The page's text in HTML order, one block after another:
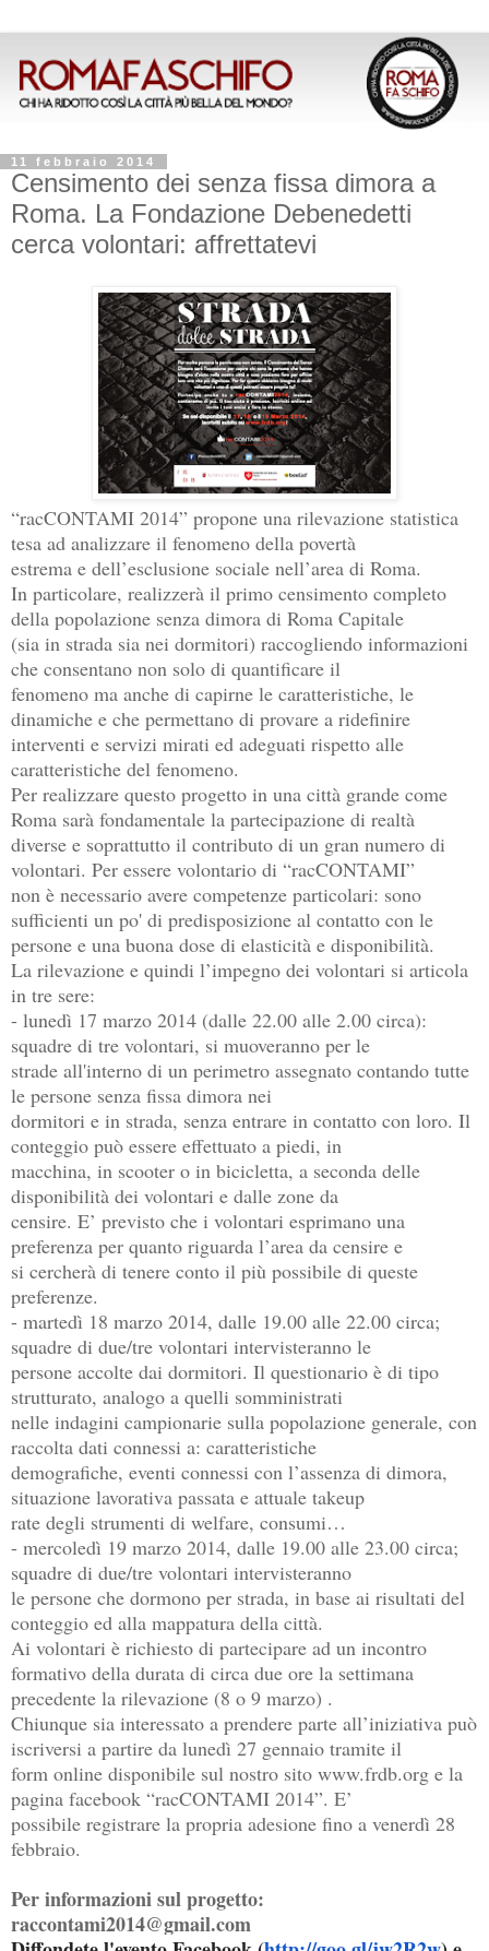
11 febbraio 2014
Censimento dei senza fissa dimora a
Roma. La Fondazione Debenedetti
cerca volontari: affrettatevi
“racCONTAMI 2014” propone una rilevazione statistica
tesa ad analizzare il fenomeno della povertà
estrema e dell’esclusione sociale nell’area di Roma.
In particolare, realizzerà il primo censimento completo
della popolazione senza dimora di Roma Capitale
(sia in strada sia nei dormitori) raccogliendo informazioni
che consentano non solo di quantificare il
fenomeno ma anche di capirne le caratteristiche, le
dinamiche e che permettano di provare a ridefinire
interventi e servizi mirati ed adeguati rispetto alle
caratteristiche del fenomeno.
Per realizzare questo progetto in una città grande come
Roma sarà fondamentale la partecipazione di realtà
diverse e soprattutto il contributo di un gran numero di
volontari. Per essere volontario di “racCONTAMI”
non è necessario avere competenze particolari: sono
sufficienti un po' di predisposizione al contatto con le
persone e una buona dose di elasticità e disponibilità.
La rilevazione e quindi l’impegno dei volontari si articola
in tre sere:
- lunedì 17 marzo 2014 (dalle 22.00 alle 2.00 circa):
squadre di tre volontari, si muoveranno per le
strade all'interno di un perimetro assegnato contando tutte
le persone senza fissa dimora nei
dormitori e in strada, senza entrare in contatto con loro. Il
conteggio può essere effettuato a piedi, in
macchina, in scooter o in bicicletta, a seconda delle
disponibilità dei volontari e dalle zone da
censire. E’ previsto che i volontari esprimano una
preferenza per quanto riguarda l’area da censire e
si cercherà di tenere conto il più possibile di queste
preferenze.
- martedì 18 marzo 2014, dalle 19.00 alle 22.00 circa;
squadre di due/tre volontari intervisteranno le
persone accolte dai dormitori. Il questionario è di tipo
strutturato, analogo a quelli somministrati
nelle indagini campionarie sulla popolazione generale, con
raccolta dati connessi a: caratteristiche
demografiche, eventi connessi con l’assenza di dimora,
situazione lavorativa passata e attuale takeup
rate degli strumenti di welfare, consumi…
- mercoledì 19 marzo 2014, dalle 19.00 alle 23.00 circa;
squadre di due/tre volontari intervisteranno
le persone che dormono per strada, in base ai risultati del
conteggio ed alla mappatura della città.
Ai volontari è richiesto di partecipare ad un incontro
formativo della durata di circa due ore la settimana
precedente la rilevazione (8 o 9 marzo) .
Chiunque sia interessato a prendere parte all’iniziativa può
iscriversi a partire da lunedì 27 gennaio tramite il
form online disponibile sul nostro sito www.frdb.org e la
pagina facebook “racCONTAMI 2014”. E’
possibile registrare la propria adesione fino a venerdì 28
febbraio.
Per informazioni sul progetto:
raccontami2014@gmail.com